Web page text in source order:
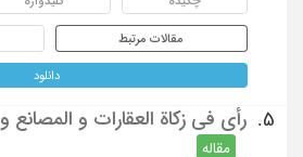
مقالات مرتبط
دانلود
5. رأی فی زکاة العقارات و المصانع
مقاله